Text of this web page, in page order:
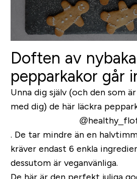
Doften av
pepparkakor går
Unna dig själv (och den som
med dig) de här läckra
. De tar mindre än en
kräver endast 6 enkla
dessutom är veganvänliga.
De här är den perfekt juliga